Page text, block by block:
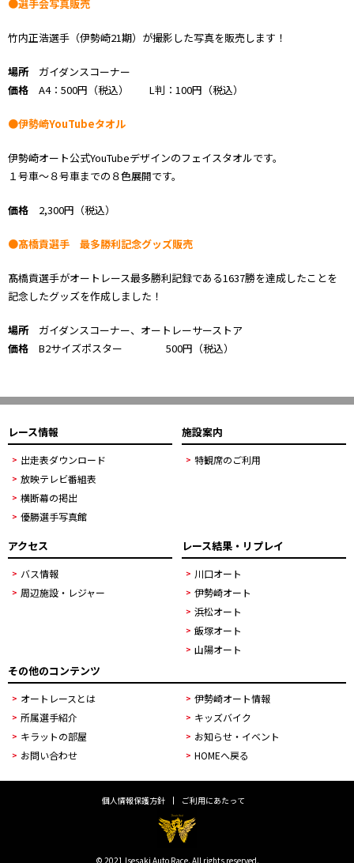
●選手会写真販売
竹内正浩選手（伊勢崎21期）が撮影した写真を販売します！
場所ガイダンスコーナー
価格 A4：500円（税込） L判：100円（税込）
●伊勢崎YouTubeタオル
伊勢崎オート公式YouTubeデザインのフェイスタオルです。
１号車～８号車までの８色展開です。
価格 2,300円（税込）
●髙橋貢選手 最多勝利記念グッズ販売
髙橋貢選手がオートレース最多勝利記録である1637勝を達成したことを
記念したグッズを作成しました！
場所ガイダンスコーナー、オートレーサーストア
価格 B2サイズポスター 500円（税込）
レース情報
出走表ダウンロード
放映テレビ番組表
横断幕の掲出
優勝選手写真館
施設案内
特観席のご利用
アクセス
バス情報
周辺施設・レジャー
レース結果・リプレイ
川口オート
伊勢崎オート
浜松オート
飯塚オート
山陽オート
その他のコンテンツ
オートレースとは
伊勢崎オート情報
所属選手紹介
キッズバイク
キラットの部屋
お知らせ・イベント
お問い合わせ
HOMEへ戻る
個人情報保護方針 ご利用にあたって
© 2021 Isesaki Auto Race. All rights reserved.